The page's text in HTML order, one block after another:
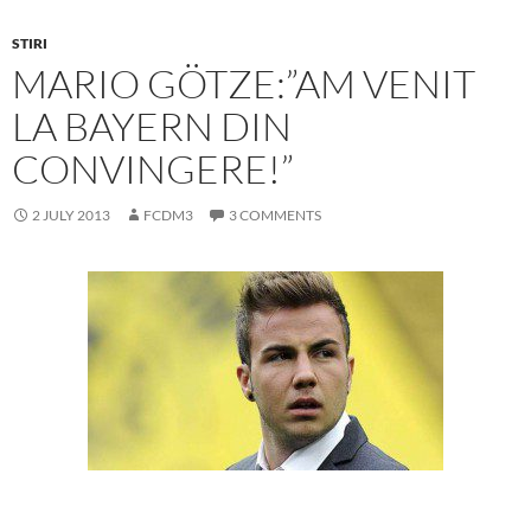
STIRI
MARIO GÖTZE:”AM VENIT
LA BAYERN DIN
CONVINGERE!”
2 JULY 2013 FCDM3 3 COMMENTS